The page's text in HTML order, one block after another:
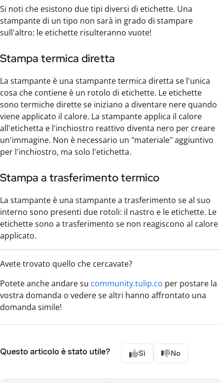
Si noti che esistono due tipi diversi di etichette. Una
stampante di un tipo non sarà in grado di stampare
sull'altro: le etichette risulteranno vuote!
Stampa termica diretta
La stampante è una stampante termica diretta se l'unica
cosa che contiene è un rotolo di etichette. Le etichette
sono termiche dirette se iniziano a diventare nere quando
viene applicato il calore. La stampante applica il calore
all'etichetta e l'inchiostro reattivo diventa nero per creare
un'immagine. Non è necessario un "materiale" aggiuntivo
per l'inchiostro, ma solo l'etichetta.
Stampa a trasferimento termico
La stampante è una stampante a trasferimento se al suo
interno sono presenti due rotoli: il nastro e le etichette. Le
etichette sono a trasferimento se non reagiscono al calore
applicato.
Avete trovato quello che cercavate?
Potete anche andare su community.tulip.co per postare la
vostra domanda o vedere se altri hanno affrontato una
domanda simile!
Questo articolo è stato utile? Sì No